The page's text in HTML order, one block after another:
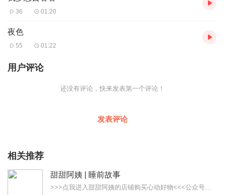
36 01:20
夜色
55 01:22
用户评论
还没有评论，快来发表第一个评论！
发表评论
相关推荐
甜甜阿姨 | 睡前故事
>>>点我进入甜甜阿姨的店铺购买心动好物<<<公众号：甜甜阿姨讲故事。童书，戏剧，手工，旅行，乐园，高效陪娃我们更专业。欢迎关注【甜甜阿姨讲故事】微信公众账号，...